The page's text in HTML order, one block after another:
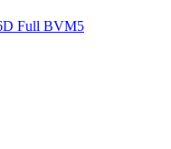
Full BVM5